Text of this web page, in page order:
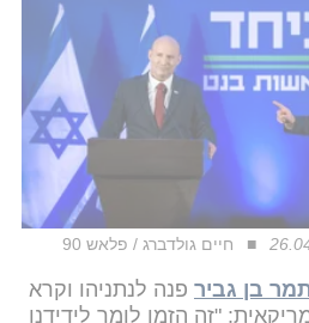
חיים גולדברג / פלאש 90
בן גביר פנה לנתניהו וקרא
"זה הזמן לומר לידידנו